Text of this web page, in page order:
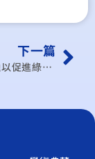
下一篇
推動綠色金融以促進綠能產業發展